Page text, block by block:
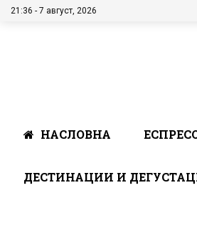
21:36 - 7 август, 2026
НАСЛОВНА
ДЕСТИНАЦИИ И